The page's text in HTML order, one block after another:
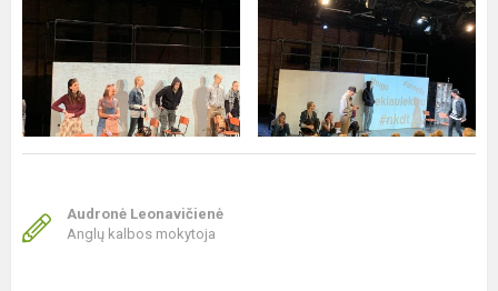
Audronė Leonavičienė
Anglų kalbos mokytoja